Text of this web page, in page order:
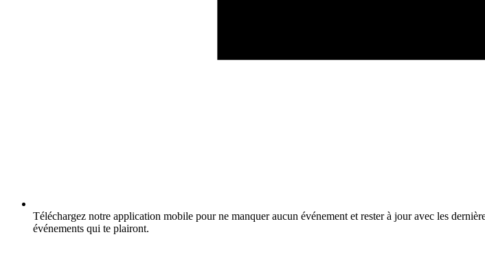
Téléchargez notre application mobile pour ne manquer aucun événement et rester à jour avec les
événements qui te plairont.